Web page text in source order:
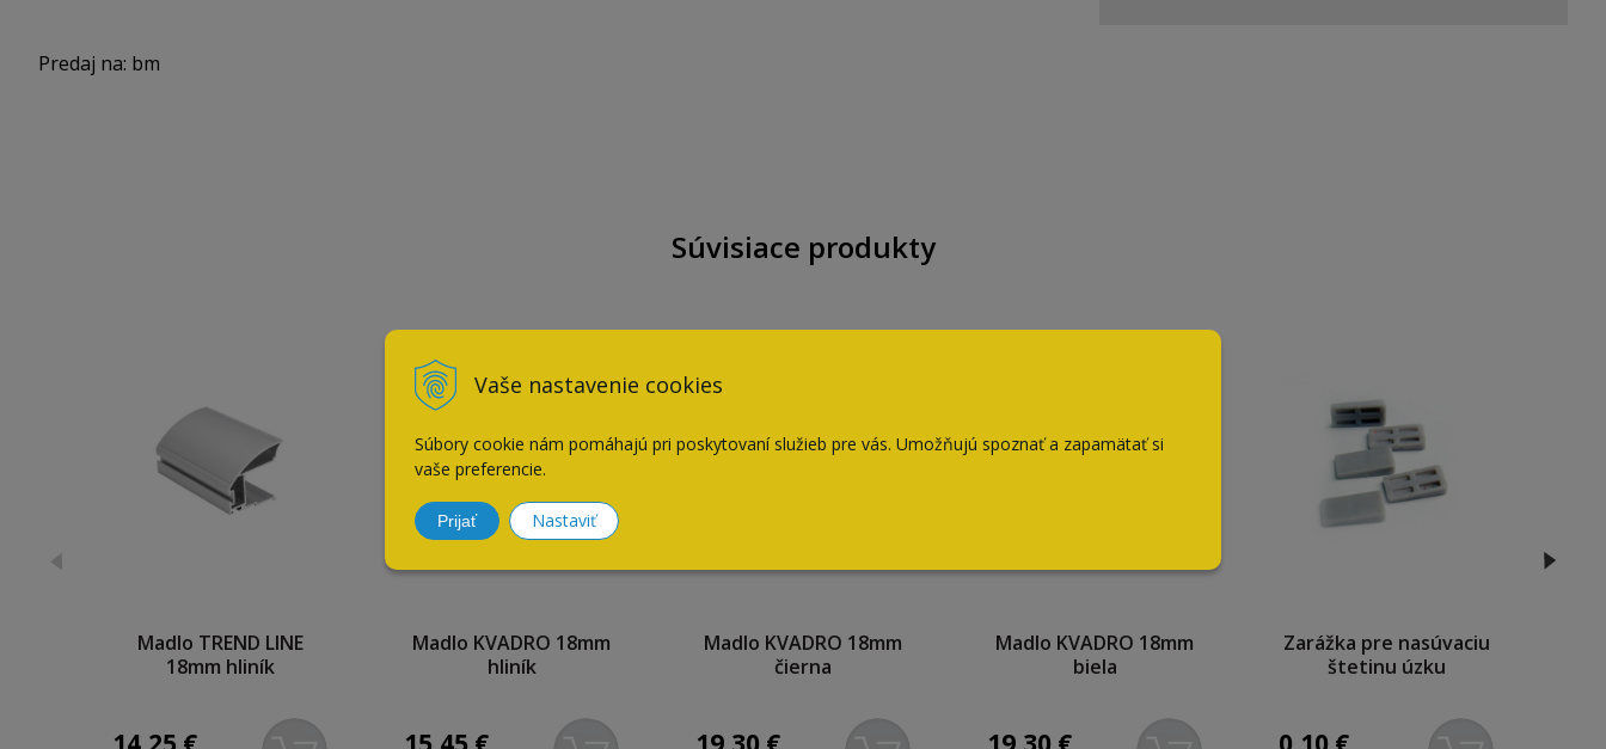
Vaše nastavenie cookies
Súbory cookie nám pomáhajú pri poskytovaní služieb pre vás. Umožňujú spoznať a zapamätať si
vaše preferencie.
Prijať Nastaviť
Predaj na: bm
Súvisiace produkty
Madlo TREND LINE
18mm hliník
Madlo KVADRO 18mm
hliník
Madlo KVADRO 18mm
čierna
Madlo KVADRO 18mm
biela
Zarážka pre nasúvaciu
štetinu úzku